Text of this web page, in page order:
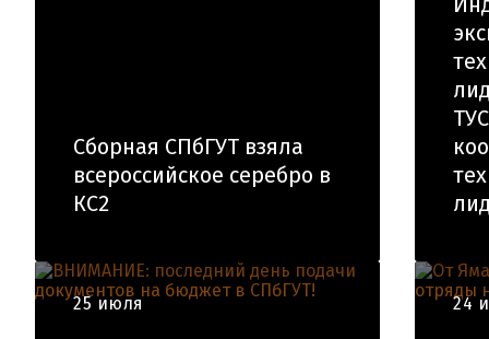
Сборная СПбГУТ взяла
всероссийское серебро в
КС2
25 июля 24